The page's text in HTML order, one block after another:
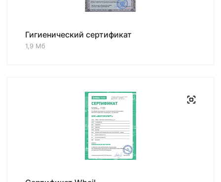
Гигиенический сертификат
1,9 Мб